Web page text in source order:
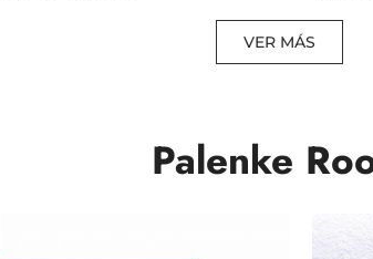
VER MÁS
Palenke